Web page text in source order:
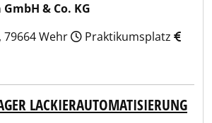
& Co. KG
79664 Wehr
Praktikumsplatz
LACKIERAUTOMATISIERUNG